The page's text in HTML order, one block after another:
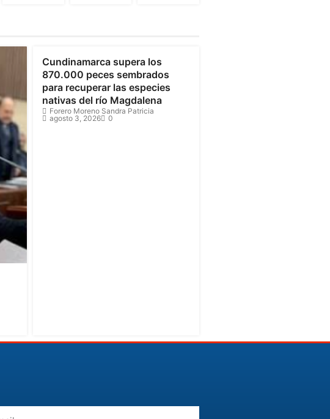
Cundinamarca supera los
870.000 peces sembrados
para recuperar las especies
nativas del río Magdalena
Forero Moreno Sandra Patricia
agosto 3, 2026
0